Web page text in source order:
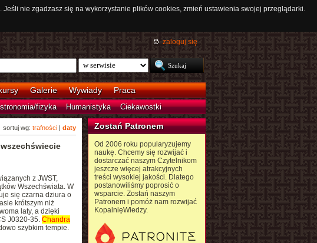
nie zgadzasz się na wykorzystanie plików cookies, zmień ustawienia swojej przeglądarki.
zaloguj się
Galerie Wywiady Praca
fizyka Humanistyka Ciekawostki
sortuj wg: trafności| daty
z JWST,
Wszechświata. W
się czarna dziura o
krótszym niż
laty, a dzięki
J0320-35. Chandra
szybkim tempie.
Zostań Patronem
Od 2006 roku popularyzujemy
naukę. Chcemy się rozwijać i
dostarczać naszym Czytelnikom
jeszcze więcej atrakcyjnych
treści wysokiej jakości. Dlatego
postanowiliśmy poprosić o
wsparcie. Zostań naszym
Patronem i pomóż nam rozwijać
KopalnięWiedzy.